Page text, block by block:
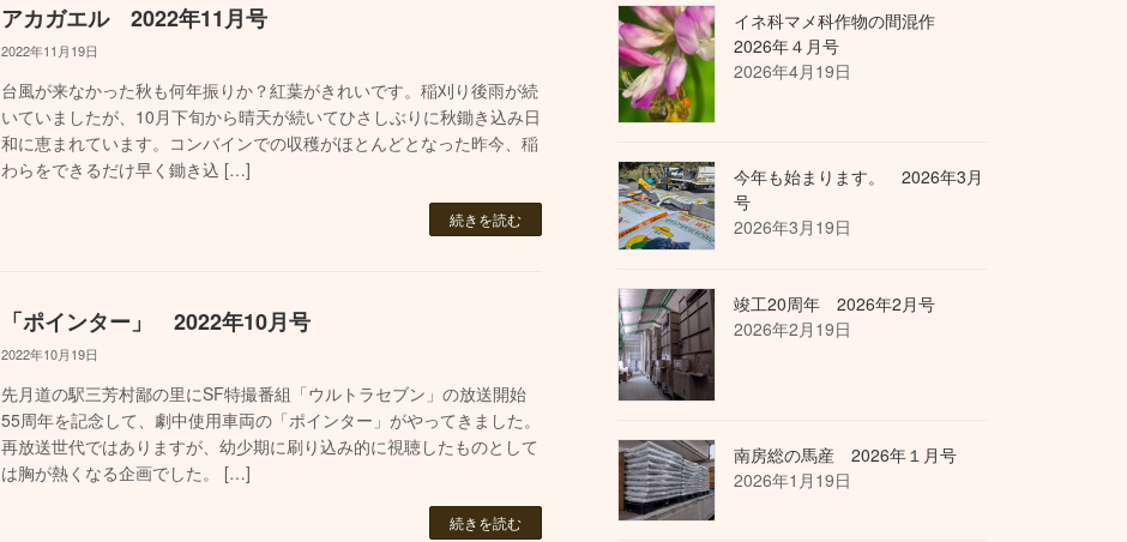
アカガエル 2022年11月号
2022年11月19日
台風が来なかった秋も何年振りか？紅葉がきれいです。稲刈り後雨が続
いていましたが、10月下旬から晴天が続いてひさしぶりに秋鋤き込み日
和に恵まれています。コンバインでの収穫がほとんどとなった昨今、稲
わらをできるだけ早く鋤き込 […]
続きを読む
「ポインター」 2022年10月号
2022年10月19日
先月道の駅三芳村鄙の里にSF特撮番組「ウルトラセブン」の放送開始
55周年を記念して、劇中使用車両の「ポインター」がやってきました。
再放送世代ではありますが、幼少期に刷り込み的に視聴したものとして
は胸が熱くなる企画でした。 […]
続きを読む
イネ科マメ科作物の間混作
2026年４月号
2026年4月19日
今年も始まります。 2026年3月
号
2026年3月19日
竣工20周年 2026年2月号
2026年2月19日
南房総の馬産 2026年１月号
2026年1月19日